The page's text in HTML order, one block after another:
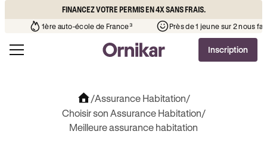
FINANCEZ VOTRE PERMIS EN 4X SANS FRAIS.
votre quartier¹ 1ère auto-école de France³ Près de 1
Inscription
/Assurance Habitation/
Choisir son Assurance Habitation/
Meilleure assurance habitation